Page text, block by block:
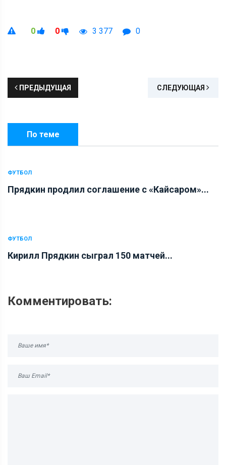
0 0 3 377 0
ПРЕДЫДУЩАЯ СЛЕДУЮЩАЯ
По теме
ФУТБОЛ
Прядкин продлил соглашение с «Кайсаром»...
ФУТБОЛ
Кирилл Прядкин сыграл 150 матчей...
Комментировать: